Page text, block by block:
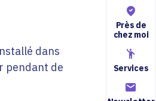
Près de
chez moi
Services
dans
pendant de